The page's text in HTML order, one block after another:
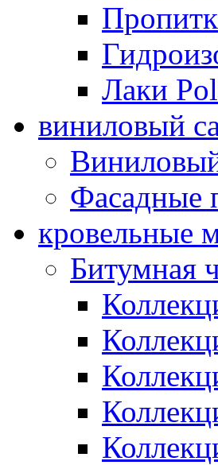
Лаки
виниловый
Фасадные
кровельные
Битумная